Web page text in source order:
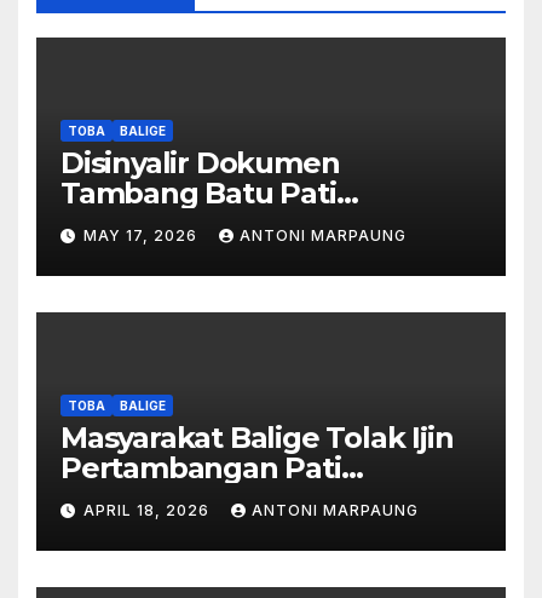
TOBA BALIGE
Disinyalir Dokumen
Tambang Batu Pati
Simanjuntak Palsu – Jerry
Manurung : Tambang Tidak
Berada Di DTA – Frengki
Pardede : Kami Tidak Miliki
Dipalsukan
MAY 17, 2026 ANTONI MARPAUNG
TOBA BALIGE
Masyarakat Balige Tolak Ijin
Pertambangan Pati
Simanjuntak – btc Akan
Investigasi Proses Perijinan
APRIL 18, 2026 ANTONI MARPAUNG